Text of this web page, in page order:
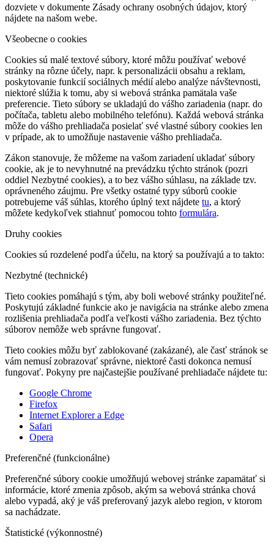
dozviete v dokumente Zásady ochrany osobných údajov, ktorý
nájdete na našom webe.
Všeobecne o cookies
Cookies sú malé textové súbory, ktoré môžu používať webové
stránky na rôzne účely, napr. k personalizácii obsahu a reklam,
poskytovanie funkcií sociálnych médií alebo analýze návštevnosti,
niektoré slúžia k tomu, aby si webová stránka pamätala vaše
preferencie. Tieto súbory se ukladajú do vášho zariadenia (napr. do
počítača, tabletu alebo mobilného telefónu). Každá webová stránka
môže do vášho prehliadača posielať své vlastné súbory cookies len
v prípade, ak to umožňuje nastavenie vášho prehliadača.
Zákon stanovuje, že môžeme na vašom zariadení ukladať súbory
cookie, ak je to nevyhnutné na prevádzku týchto stránok (pozri
oddiel Nezbytné cookies), a to bez vášho súhlasu, na základe tzv.
oprávneného záujmu. Pre všetky ostatné typy súborů cookie
potrebujeme váš súhlas, ktorého úplný text nájdete tu, a ktorý
môžete kedykoľvek stiahnuť pomocou tohto formulára.
Druhy cookies
Cookies sú rozdelené podľa účelu, na ktorý sa používajú a to takto:
Nezbytné (technické)
Tieto cookies pomáhajú s tým, aby boli webové stránky použiteľné.
Poskytujú základné funkcie ako je navigácia na stránke alebo zmena
rozlišenia prehliadača podľa veľkosti vášho zariadenia. Bez týchto
súborov nemôže web správne fungovať.
Tieto cookies môžu byť zablokované (zakázané), ale časť stránok se
vám nemusí zobrazovať správne, niektoré časti dokonca nemusí
fungovať. Pokyny pre najčastejšie používané prehliadače nájdete tu:
Google Chrome
Firefox
Internet Explorer a Edge
Safari
Opera
Preferenčné (funkcionálne)
Preferenčné súbory cookie umožňujú webovej stránke zapamätať si
informácie, ktoré zmenia zpôsob, akým sa webová stránka chová
alebo vypadá, aký je váš preferovaný jazyk alebo region, v ktorom
sa nachádzate.
Štatistické (výkonnostné)